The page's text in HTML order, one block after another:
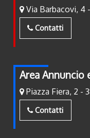
Via Barbacovi, 4
Contatti
Area Annuncio
Piazza Fiera, 2 -
Contatti